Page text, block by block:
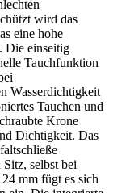
wird das
eine hohe
Die einseitig
Tauchfunktion
Wasserdichtigkeit
Tauchen und
Krone
Dichtigkeit. Das
selbst bei
mm fügt es sich